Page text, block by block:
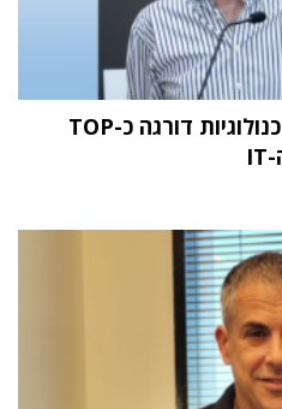
מחקר STKI השנתי: וואן טכנולוגיות דורגה כ-TOP